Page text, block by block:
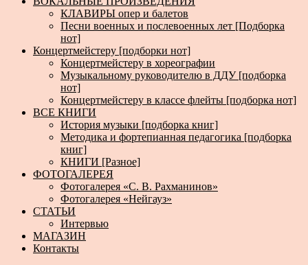
КЛАВИРЫ опер и балетов
Песни военных и послевоенных лет [Подборка
нот]
Концертмейстеру [подборки нот]
Концертмейстеру в хореографии
Музыкальному руководителю в ДДУ [подборка
нот]
Концертмейстеру в классе флейты [подборка нот]
ВСЕ КНИГИ
История музыки [подборка книг]
Методика и фортепианная педагогика [подборка
книг]
КНИГИ [Разное]
ФОТОГАЛЕРЕЯ
Фотогалерея «С. В. Рахманинов»
Фотогалерея «Нейгауз»
СТАТЬИ
Интервью
МАГАЗИН
Контакты